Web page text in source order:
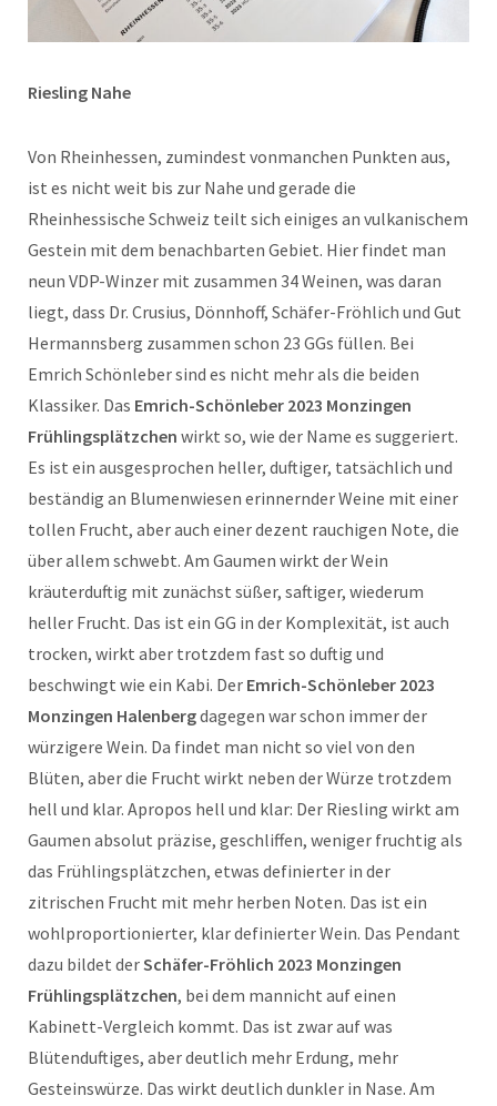
Riesling Nahe
Von Rheinhessen, zumindest vonmanchen Punkten aus,
ist es nicht weit bis zur Nahe und gerade die
Rheinhessische Schweiz teilt sich einiges an vulkanischem
Gestein mit dem benachbarten Gebiet. Hier findet man
neun VDP-Winzer mit zusammen 34 Weinen, was daran
liegt, dass Dr. Crusius, Dönnhoff, Schäfer-Fröhlich und Gut
Hermannsberg zusammen schon 23 GGs füllen. Bei
Emrich Schönleber sind es nicht mehr als die beiden
Klassiker. Das Emrich-Schönleber 2023 Monzingen
Frühlingsplätzchen wirkt so, wie der Name es suggeriert.
Es ist ein ausgesprochen heller, duftiger, tatsächlich und
beständig an Blumenwiesen erinnernder Weine mit einer
tollen Frucht, aber auch einer dezent rauchigen Note, die
über allem schwebt. Am Gaumen wirkt der Wein
kräuterduftig mit zunächst süßer, saftiger, wiederum
heller Frucht. Das ist ein GG in der Komplexität, ist auch
trocken, wirkt aber trotzdem fast so duftig und
beschwingt wie ein Kabi. Der Emrich-Schönleber 2023
Monzingen Halenbergdagegen war schon immer der
würzigere Wein. Da findet man nicht so viel von den
Blüten, aber die Frucht wirkt neben der Würze trotzdem
hell und klar. Apropos hell und klar: Der Riesling wirkt am
Gaumen absolut präzise, geschliffen, weniger fruchtig als
das Frühlingsplätzchen, etwas definierter in der
zitrischen Frucht mit mehr herben Noten. Das ist ein
wohlproportionierter, klar definierter Wein. Das Pendant
dazu bildet derSchäfer-Fröhlich 2023 Monzingen
Frühlingsplätzchen, bei dem mannicht auf einen
Kabinett-Vergleich kommt. Das ist zwar auf was
Blütenduftiges, aber deutlich mehr Erdung, mehr
Gesteinswürze. Das wirkt deutlich dunkler in Nase. Am